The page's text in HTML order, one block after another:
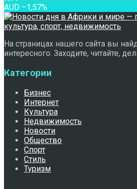
AUD –1,57%
На страницах нашего сайта вы
интересного. Заходите, читайте,
Категории
Бизнес
Интернет
Культура
Недвижимость
Новости
Общество
Спорт
Стиль
Туризм